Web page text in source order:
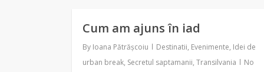
Cum am ajuns în iad
By Ioana Pătrășcoiu Destinatii, Evenimente, Idei de
urban break, Secretul saptamanii, Transilvania
No